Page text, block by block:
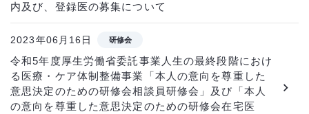
内及び、登録医の募集について
2023年06月16日 研修会
令和5年度厚生労働省委託事業人生の最終段階におけ
る医療・ケア体制整備事業「本人の意向を尊重した
意思決定のための研修会相談員研修会」及び「本人
の意向を尊重した意思決定のための研修会在宅医